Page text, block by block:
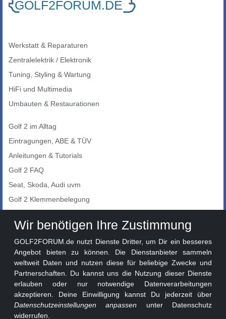
Werkstatt & Reparaturen
Zentralelektrik / Elektronik
Tuning, Styling & Wartung
HiFi und Multimedia
Umbauten & Restaurationen
Golf 2 im Alltag
Eintragungen, ABE & TÜV
Anleitungen & Tutorials
Golf 2 FAQ
Seat, Skoda, Audi uvm
Golf 2 Klemmenbelegung
Auto-Showroom
Golf 2 Lackcodes
Sonderversionen
Sonstige Marken
Wir benötigen Ihre Zustimmung
GOLF2FORUM.de nutzt Dienste Dritter, um Dir ein besseres
Angebot bieten zu können. Die Dienstanbieter sammeln
weltweit Daten und nutzen diese für beliebige Zwecke und
Partnerschaften. Du kannst uns die Nutzung dieser Dienste
erlauben oder nur notwendige Datenverarbeitungen
akzeptieren. Deine Einwilligung kannst Du jederzeit über
Datenschutzeinstellungen anpassen unter Datenschutz
widerrufen.